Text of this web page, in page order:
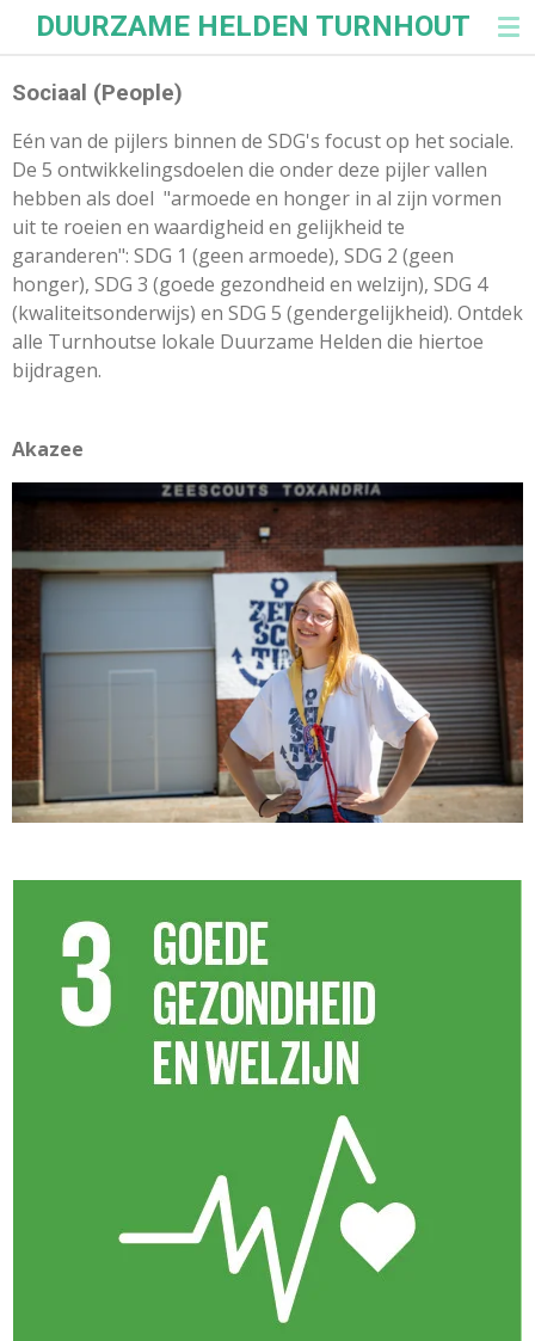
naar
hoofdinhoud
DUURZAME HELDEN TURNHOUT
Sociaal (People)
Eén van de pijlers binnen de SDG's focust op het sociale.
De 5 ontwikkelingsdoelen die onder deze pijler vallen
hebben als doel "armoede en honger in al zijn vormen
uit te roeien en waardigheid en gelijkheid te
garanderen": SDG 1 (geen armoede), SDG 2 (geen
honger), SDG 3 (goede gezondheid en welzijn), SDG 4
(kwaliteitsonderwijs) en SDG 5 (gendergelijkheid). Ontdek
alle Turnhoutse lokale Duurzame Helden die hiertoe
bijdragen.
Akazee